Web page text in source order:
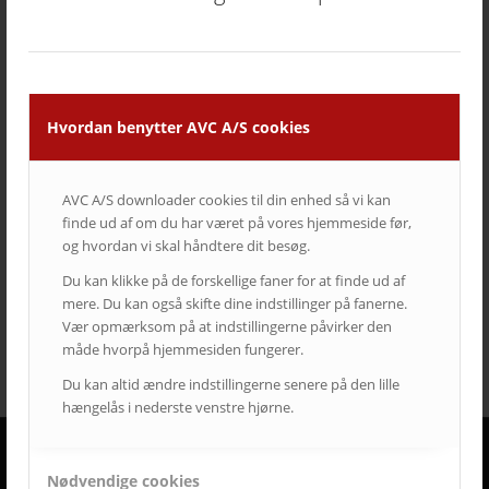
Hvordan benytter AVC A/S cookies
AVC A/S downloader cookies til din enhed så vi kan
finde ud af om du har været på vores hjemmeside før,
og hvordan vi skal håndtere dit besøg.
Du kan klikke på de forskellige faner for at finde ud af
mere. Du kan også skifte dine indstillinger på fanerne.
Vær opmærksom på at indstillingerne påvirker den
måde hvorpå hjemmesiden fungerer.
Du kan altid ændre indstillingerne senere på den lille
hængelås i nederste venstre hjørne.
Nødvendige cookies
hotel
i3 infoskærme interaktivitet
interaktiv projektor
kirke
konferencelokaler Landscape laserprojektor
Leasing
LEDskærme
lærred mødelokaler
nyt om AVC
Portrait
projektor rumstyring samsung
service
Service case
skype for business
skærmvæg
streaming løsninger
touchskærm
trådløs deling
undervisning
videokonference yealink